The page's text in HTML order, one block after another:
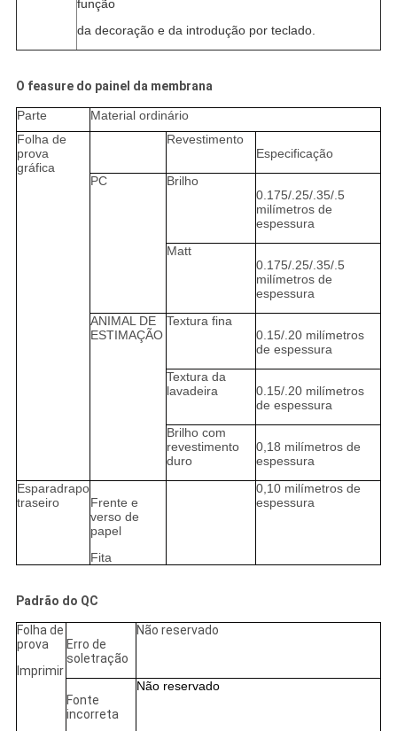
função
da decoração e da introdução por teclado.
O feasure do painel da membrana
Parte
Material ordinário
Folha de
prova
gráfica
Revestimento
Especificação
PC
Brilho
0.175/.25/.35/.5
milímetros de
espessura
Matt
0.175/.25/.35/.5
milímetros de
espessura
ANIMAL DE
ESTIMAÇÃO
Textura fina
0.15/.20 milímetros
de espessura
Textura da
lavadeira
0.15/.20 milímetros
de espessura
Brilho com
revestimento
duro
0,18 milímetros de
espessura
Esparadrapo
traseiro
Frente e
verso de
papel
Fita
0,10 milímetros de
espessura
Padrão do QC
Folha de
prova
Imprimir
Erro de
soletração
Não reservado
Fonte
incorreta
Não reservado